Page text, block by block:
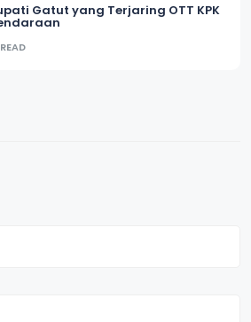
Gatut yang Terjaring OTT KPK